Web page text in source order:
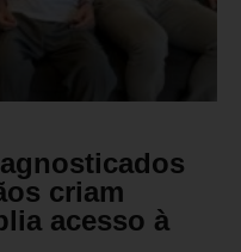
criam
acesso à